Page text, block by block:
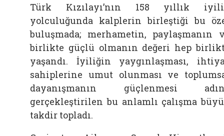
Türk Kızılayı’nın 158 yıllık
yolculuğunda kalplerin birleştiği bu
buluşmada; merhametin, paylaşmanın
birlikte güçlü olmanın değeri hep
yaşandı. İyiliğin yaygınlaşması,
sahiplerine umut olunması ve
dayanışmanın güçlenmesi
gerçekleştirilen bu anlamlı çalışma
takdir topladı.